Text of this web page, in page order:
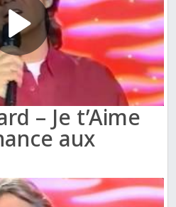
– Je t’Aime
aux